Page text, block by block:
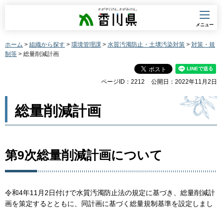
香川県
メニュー
ホーム > 組織から探す > 環境管理課 > 水質汚濁防止・土壌汚染対策 > 対策・規
制等 > 総量削減計画
ページID：2212 公開日：2022年11月2日
総量削減計画
第9次総量削減計画について
令和4年11月2日付けで水質汚濁防止法の規定に基づき、総量削減計
画を策定するとともに、同計画に基づく総量規制基準を設定しまし